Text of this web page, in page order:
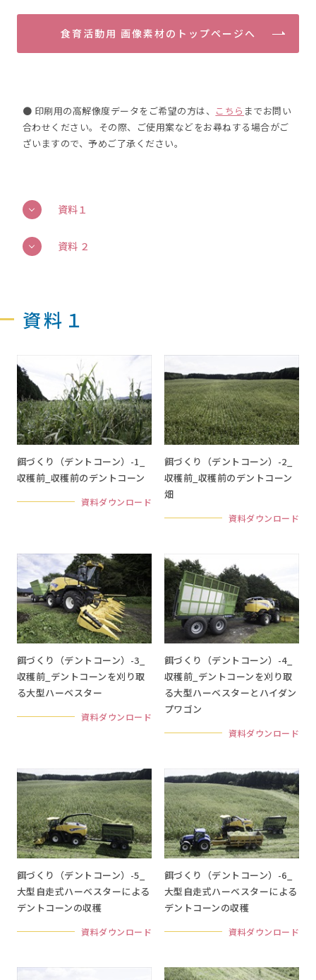
食育活動用 画像素材のトップページへ
● 印刷用の高解像度データをご希望の方は、 こちら までお問い
合わせください。その際、ご使用案などをお尋ねする場合がご
ざいますので、予めご了承ください。
資料１
資料 ２
資料１
餌づくり（デントコーン）-1_
収穫前_収穫前のデントコーン
資料ダウンロード
餌づくり（デントコーン）-2_
収穫前_収穫前のデントコーン
畑
資料ダウンロード
餌づくり（デントコーン）-3_
収穫前_デントコーンを刈り取
る大型ハーベスター
資料ダウンロード
餌づくり（デントコーン）-4_
収穫前_デントコーンを刈り取
る大型ハーベスターとハイダン
プワゴン
資料ダウンロード
餌づくり（デントコーン）-5_
大型自走式ハーベスターによる
デントコーンの収穫
資料ダウンロード
餌づくり（デントコーン）-6_
大型自走式ハーベスターによる
デントコーンの収穫
資料ダウンロード